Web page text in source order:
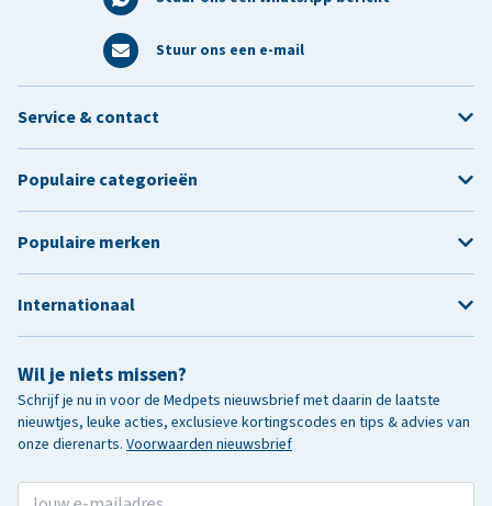
Stuur ons een e-mail
Wil je niets missen?
Schrijf je nu in voor de Medpets nieuwsbrief met daarin de laatste
nieuwtjes, leuke acties, exclusieve kortingscodes en tips & advies van
onze dierenarts. Voorwaarden nieuwsbrief
Service & contact
Populaire categorieën
Populaire merken
Internationaal